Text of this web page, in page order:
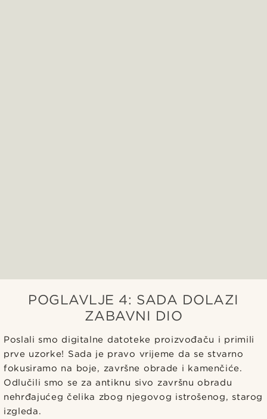
POGLAVLJE 4: SADA DOLAZI
ZABAVNI DIO
Poslali smo digitalne datoteke proizvođaču i primili
prve uzorke! Sada je pravo vrijeme da se stvarno
fokusiramo na boje, završne obrade i kamenčiće.
Odlučili smo se za antiknu sivo završnu obradu
nehrđajućeg čelika zbog njegovog istrošenog, starog
izgleda.